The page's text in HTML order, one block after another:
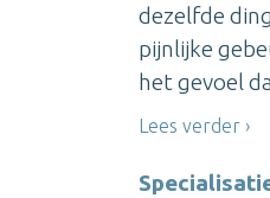
dezelfde
pijnlijke
het gevoel
Lees verder